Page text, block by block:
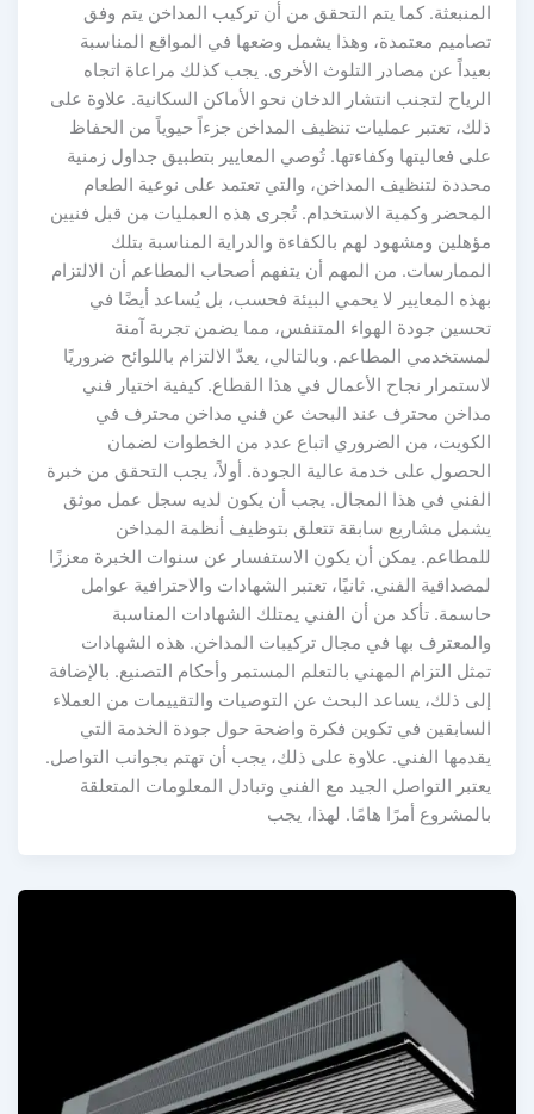
كما يتم التحقق من أن تركيب المداخن يتم وفق
معتمدة، وهذا يشمل وضعها في المواقع المناسبة
عن مصادر التلوث الأخرى. يجب كذلك مراعاة اتجاه
لتجنب انتشار الدخان نحو الأماكن السكانية. علاوة على
تعتبر عمليات تنظيف المداخن جزءاً حيوياً من الحفاظ
فعاليتها وكفاءتها. تُوصي المعايير بتطبيق جداول زمنية
لتنظيف المداخن، والتي تعتمد على نوعية الطعام
وكمية الاستخدام. تُجرى هذه العمليات من قبل فنيين
ومشهود لهم بالكفاءة والدراية المناسبة بتلك
من المهم أن يتفهم أصحاب المطاعم أن الالتزام
المعايير لا يحمي البيئة فحسب، بل يُساعد أيضًا في
جودة الهواء المتنفس، مما يضمن تجربة آمنة
المطاعم. وبالتالي، يعدّ الالتزام باللوائح ضروريًا
نجاح الأعمال في هذا القطاع. كيفية اختيار فني
محترف عند البحث عن فني مداخن محترف في
من الضروري اتباع عدد من الخطوات لضمان
على خدمة عالية الجودة. أولاً، يجب التحقق من خبرة
في هذا المجال. يجب أن يكون لديه سجل عمل موثق
مشاريع سابقة تتعلق بتوظيف أنظمة المداخن
يمكن أن يكون الاستفسار عن سنوات الخبرة معززًا
الفني. ثانيًا، تعتبر الشهادات والاحترافية عوامل
تأكد من أن الفني يمتلك الشهادات المناسبة
بها في مجال تركيبات المداخن. هذه الشهادات
التزام المهني بالتعلم المستمر وأحكام التصنيع. بالإضافة
ذلك، يساعد البحث عن التوصيات والتقييمات من العملاء
في تكوين فكرة واضحة حول جودة الخدمة التي
الفني. علاوة على ذلك، يجب أن تهتم بجوانب التواصل.
التواصل الجيد مع الفني وتبادل المعلومات المتعلقة
أمرًا هامًا. لهذا، يجب